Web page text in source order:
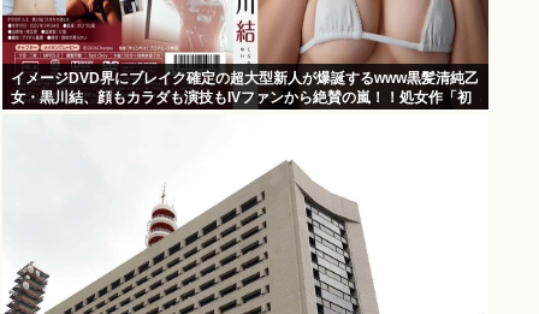
イメージDVD界にブレイク確定の超大型新人が爆誕するwww黒髪清純乙
女・黒川結、顔もカラダも演技もIVファンから絶賛の嵐！！処女作「初